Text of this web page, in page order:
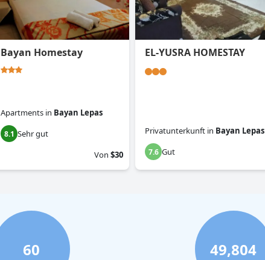
Bayan Homestay
Apartments in Bayan Lepas
8.1 Sehr gut
Von $30
EL-YUSRA HOMESTAY
Privatunterkunft in Bayan Lepas
7.6 Gut
60 49,804